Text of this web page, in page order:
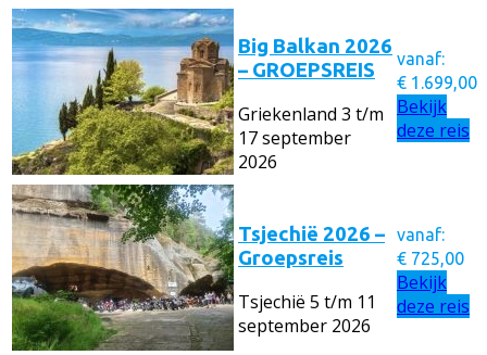
Big Balkan 2026
– GROEPSREIS
Griekenland 3 t/m
17 september
2026
vanaf:
€ 1.699,00
Bekijk
deze reis
Tsjechië 2026 –
Groepsreis
Tsjechië 5 t/m 11
september 2026
vanaf:
€ 725,00
Bekijk
deze reis